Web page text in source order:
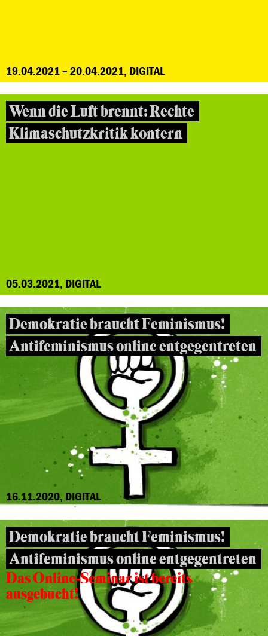
19.04.2021 – 20.04.2021, DIGITAL
Wenn die Luft brennt: Rechte
Klimaschutzkritik kontern
05.03.2021, DIGITAL
Demokratie braucht Feminismus!
Antifeminismus online entgegentreten
16.11.2020, DIGITAL
Demokratie braucht Feminismus!
Antifeminismus online entgegentreten
Das Online-Seminar ist bereits
ausgebucht!